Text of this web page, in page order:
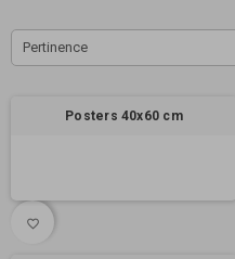
Pertinence
Posters 40x60 cm
favorite_border